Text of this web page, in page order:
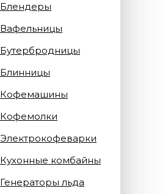
Блендеры
Вафельницы
Бутербродницы
Блинницы
Кофемашины
Кофемолки
Электрокофеварки
Кухонные комбайны
Генераторы льда